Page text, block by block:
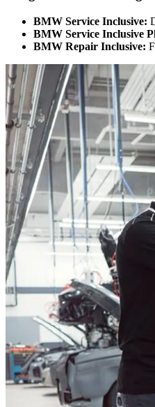
BMW Service Inclusive:
BMW Service Inclusive
BMW Repair Inclusive: